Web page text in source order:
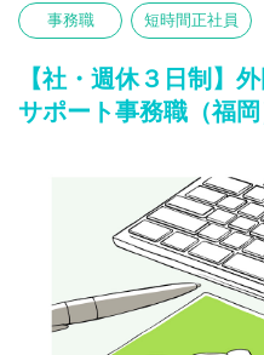
せします。
〇行政・各種機関への申請・届
〇特定技能協議会への入会証
〇在留資格（ビザ）関連の管理
〇生活・入退社サポート(引っ越
スケジュール管理がしっかり
外国人従業員に対して、思い
ョンが取れる方
※語学力（英語や現地語）は必
類作成や社内コミュニケーシ
事務職 短時間正社員
【社・週休３日制】
サポート事務職（福岡